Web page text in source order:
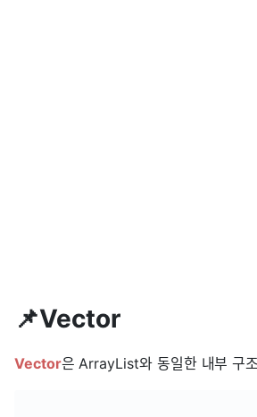
📌Vector
Vector은 ArrayList와 동일한 내부 구